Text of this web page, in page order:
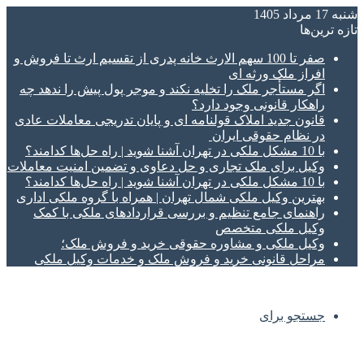
شنبه 17 مرداد 1405
تازه‌ ترین‌ها
صفر تا 100 سهم الارث خانه پدری از تقسیم ارث تا فروش و
افراز ملک ورثه ای
اگر مستأجر ملک را تخلیه نکند و موجر پول پیش را ندهد چه
راهکار قانونی وجود دارد؟
قانون جدید املاک قولنامه ای و پایان تدریجی معاملات عادی
در نظام حقوقی ایران
با 10 مشکل ملکی در تهران آشنا شوید | راه حل‌ها کدامند؟
وکیل برای ملک تجاری و حل دعاوی و تضمین امنیت معاملات
با 10 مشکل ملکی در تهران آشنا شوید | راه حل‌ها کدامند؟
بهترین وکیل ملکی شمال تهران | همراه با گروه ملکی اداری
راهنمای جامع تنظیم و بررسی قراردادهای ملکی با کمک
وکیل ملکی متخصص
وکیل ملکی و مشاوره حقوقی خرید و فروش ملک؛
مراحل قانونی خرید و فروش ملک و خدمات وکیل ملکی
جستجو برای